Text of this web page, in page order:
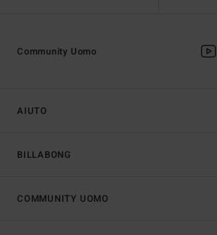
AIUTO
BILLABONG
Community Uomo
COMMUNITY UOMO